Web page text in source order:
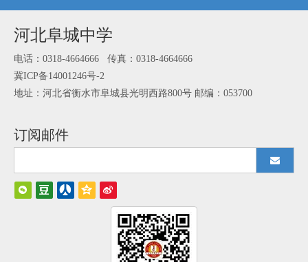
河北阜城中学
电话：0318-4664666 传真：0318-4664666
冀ICP备14001246号-2
地址：河北省衡水市阜城县光明西路800号 邮编：053700
订阅邮件